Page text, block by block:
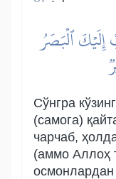
ٱلۡبَصَرُ
Сўнгра
(самога)
чарчаб,
(аммо Аллоҳ
осмонлардан